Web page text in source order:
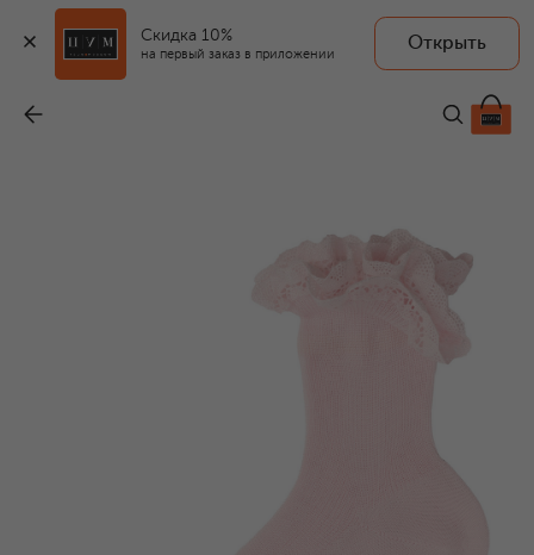
Скидка 10%
на первый заказ в приложении
Открыть
STORY LORIS
3 995 ₽